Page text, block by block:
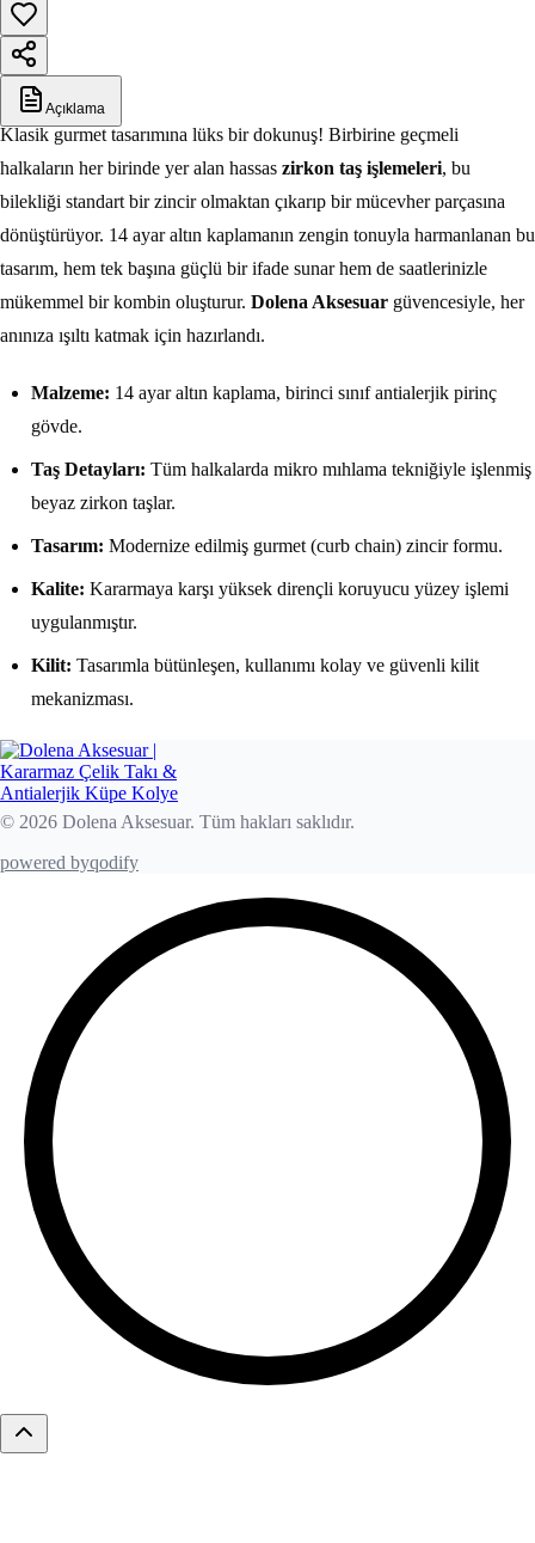
Açıklama
Klasik gurmet tasarımına lüks bir dokunuş! Birbirine geçmeli
halkaların her birinde yer alan hassas zirkon taş işlemeleri, bu
bilekliği standart bir zincir olmaktan çıkarıp bir mücevher parçasına
dönüştürüyor. 14 ayar altın kaplamanın zengin tonuyla harmanlanan bu
tasarım, hem tek başına güçlü bir ifade sunar hem de saatlerinizle
mükemmel bir kombin oluşturur. Dolena Aksesuar güvencesiyle, her
anınıza ışıltı katmak için hazırlandı.
Malzeme: 14 ayar altın kaplama, birinci sınıf antialerjik pirinç
gövde.
Taş Detayları: Tüm halkalarda mikro mıhlama tekniğiyle işlenmiş
beyaz zirkon taşlar.
Tasarım: Modernize edilmiş gurmet (curb chain) zincir formu.
Kalite: Kararmaya karşı yüksek dirençli koruyucu yüzey işlemi
uygulanmıştır.
Kilit: Tasarımla bütünleşen, kullanımı kolay ve güvenli kilit
mekanizması.
© 2026 Dolena Aksesuar. Tüm hakları saklıdır.
powered byqodify